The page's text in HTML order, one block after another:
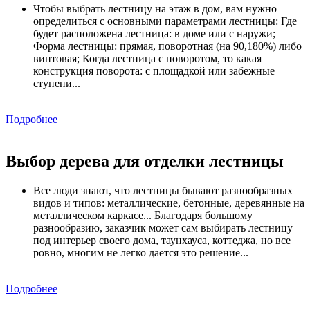
Чтобы выбрать лестницу на этаж в дом, вам нужно
определиться с основными параметрами лестницы: Где
будет расположена лестница: в доме или с наружи;
Форма лестницы: прямая, поворотная (на 90,180%) либо
винтовая; Когда лестница с поворотом, то какая
конструкция поворота: с площадкой или забежные
ступени...
Подробнее
Выбор дерева для отделки лестницы
Все люди знают, что лестницы бывают разнообразных
видов и типов: металлические, бетонные, деревянные на
металлическом каркасе... Благодаря большому
разнообразию, заказчик может сам выбирать лестницу
под интерьер своего дома, таунхауса, коттеджа, но все
ровно, многим не легко дается это решение...
Подробнее